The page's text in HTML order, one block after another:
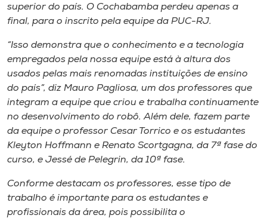
Selecione
o idioma
superior do país. O Cochabamba perdeu apenas a
final, para o inscrito pela equipe da PUC-RJ.
“Isso demonstra que o conhecimento e a tecnologia
empregados pela nossa equipe está à altura dos
usados pelas mais renomadas instituições de ensino
do país”, diz Mauro Pagliosa, um dos professores que
integram a equipe que criou e trabalha continuamente
no desenvolvimento do robô. Além dele, fazem parte
da equipe o professor Cesar Torrico e os estudantes
Kleyton Hoffmann e Renato Scortgagna, da 7ª fase do
curso, e Jessé de Pelegrin, da 10ª fase.
Conforme destacam os professores, esse tipo de
trabalho é importante para os estudantes e
profissionais da área, pois possibilita o